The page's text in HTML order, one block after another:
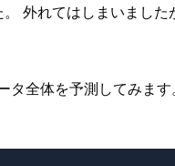
外れてはしまいました
タ全体を予測してみま